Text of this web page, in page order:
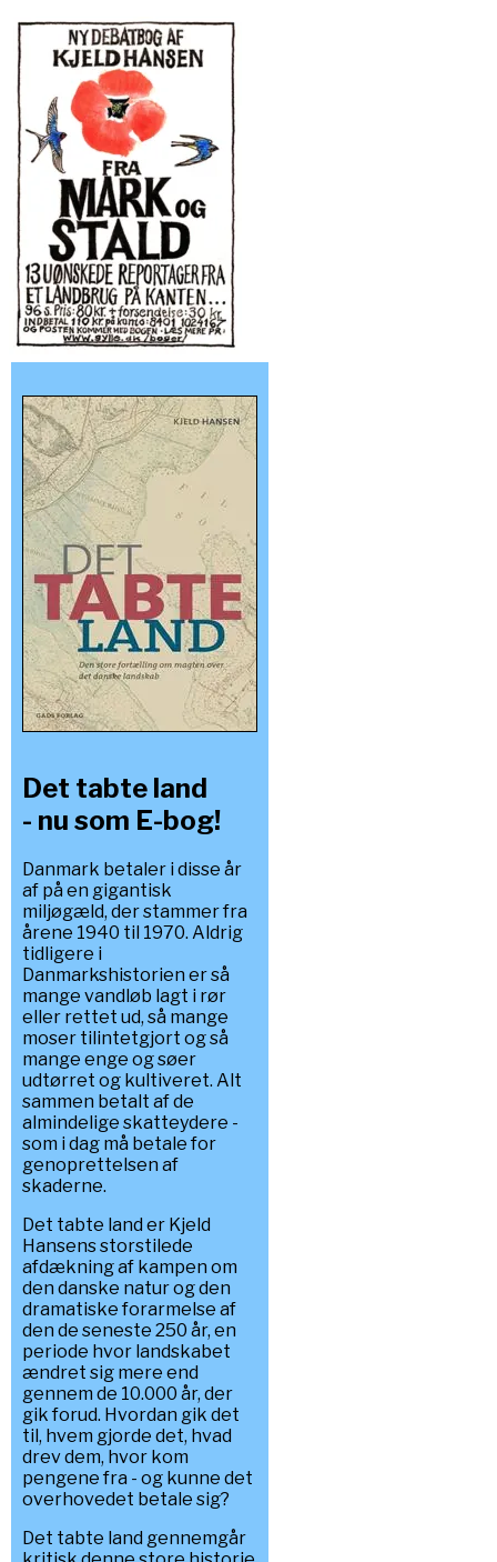
Det tabte land
- nu som E-bog!
Danmark betaler i disse år
af på en gigantisk
miljøgæld, der stammer fra
årene 1940 til 1970. Aldrig
tidligere i
Danmarkshistorien er så
mange vandløb lagt i rør
eller rettet ud, så mange
moser tilintetgjort og så
mange enge og søer
udtørret og kultiveret. Alt
sammen betalt af de
almindelige skatteydere -
som i dag må betale for
genoprettelsen af
skaderne.
Det tabte land er Kjeld
Hansens storstilede
afdækning af kampen om
den danske natur og den
dramatiske forarmelse af
den de seneste 250 år, en
periode hvor landskabet
ændret sig mere end
gennem de 10.000 år, der
gik forud. Hvordan gik det
til, hvem gjorde det, hvad
drev dem, hvor kom
pengene fra - og kunne det
overhovedet betale sig?
Det tabte land gennemgår